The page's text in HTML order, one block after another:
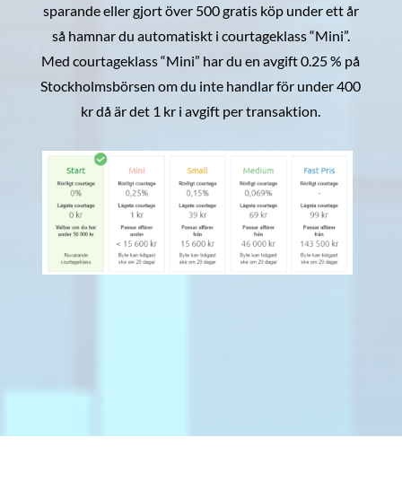
sparande eller gjort över 500 gratis köp under ett år
så hamnar du automatiskt i courtageklass “Mini”.
Med courtageklass “Mini” har du en avgift 0.25 % på
Stockholmsbörsen om du inte handlar för under 400
kr då är det 1 kr i avgift per transaktion.